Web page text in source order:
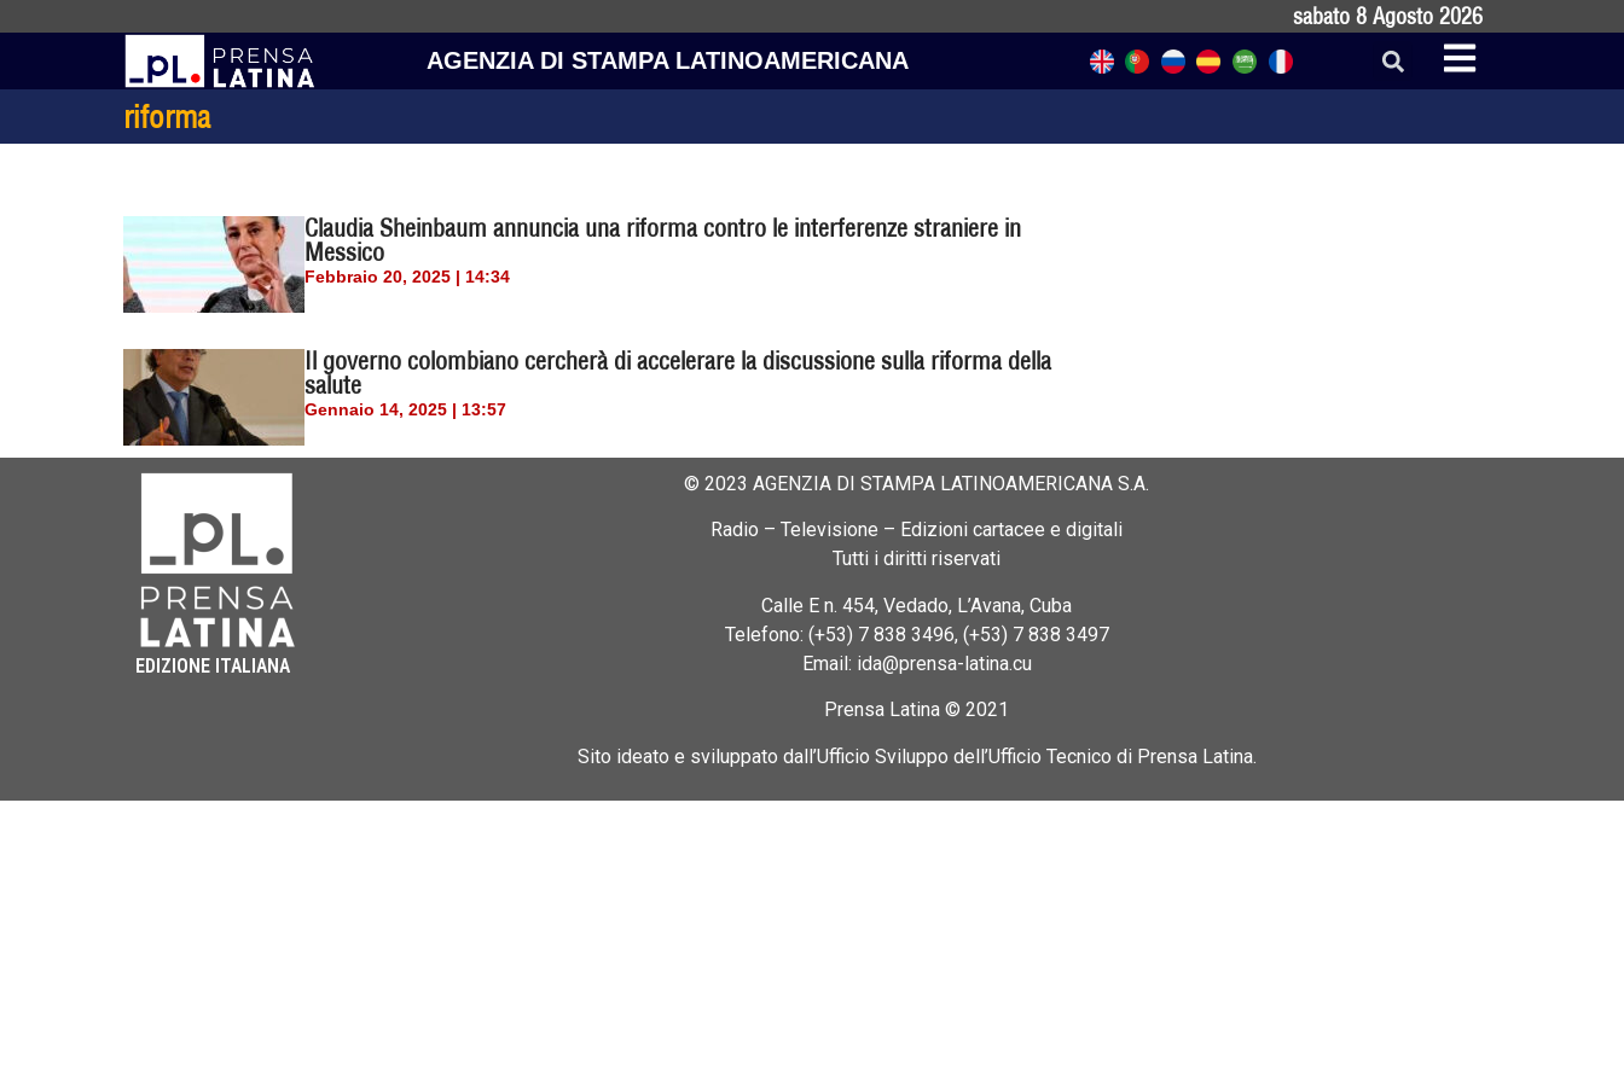
sabato 8 Agosto 2026
AGENZIA DI STAMPA LATINOAMERICANA
riforma
Claudia Sheinbaum annuncia una riforma contro le interferenze straniere in
Messico
Febbraio 20, 2025 | 14:34
Il governo colombiano cercherà di accelerare la discussione sulla riforma della
salute
Gennaio 14, 2025 | 13:57
EDIZIONE ITALIANA
© 2023 AGENZIA DI STAMPA LATINOAMERICANA S.A.
Radio – Televisione – Edizioni cartacee e digitali
Tutti i diritti riservati
Calle E n. 454, Vedado, L’Avana, Cuba
Telefono: (+53) 7 838 3496, (+53) 7 838 3497
Email: ida@prensa-latina.cu
Prensa Latina © 2021
Sito ideato e sviluppato dall’Ufficio Sviluppo dell’Ufficio Tecnico di Prensa Latina.